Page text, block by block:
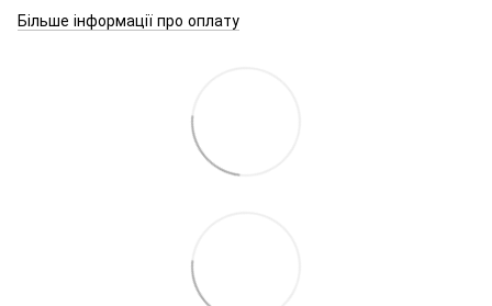
Більше інформації про оплату